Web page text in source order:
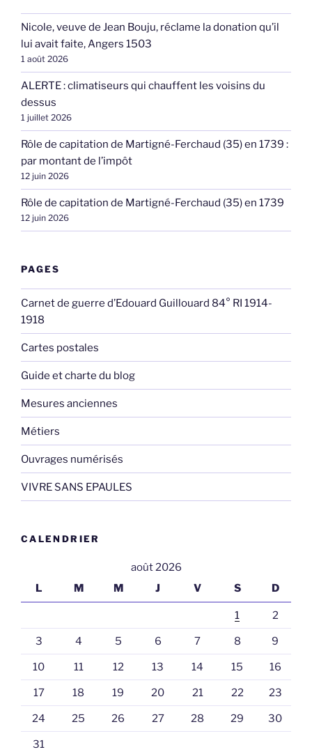
Nicole, veuve de Jean Bouju, réclame la donation qu’il
lui avait faite, Angers 1503
1 août 2026
ALERTE : climatiseurs qui chauffent les voisins du
dessus
1 juillet 2026
Rôle de capitation de Martigné-Ferchaud (35) en 1739 :
par montant de l’impôt
12 juin 2026
Rôle de capitation de Martigné-Ferchaud (35) en 1739
12 juin 2026
PAGES
Carnet de guerre d’Edouard Guillouard 84° RI 1914-
1918
Cartes postales
Guide et charte du blog
Mesures anciennes
Métiers
Ouvrages numérisés
VIVRE SANS EPAULES
CALENDRIER
août 2026
L
M M J V S D
1 2
3 4 5 6 7 8 9
10 11 12 13 14 15 16
17 18 19 20 21 22 23
24 25 26 27 28 29 30
31